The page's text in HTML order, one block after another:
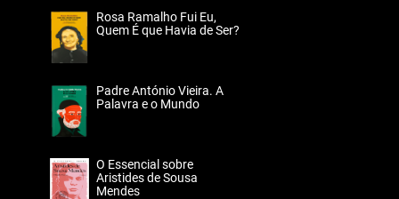
Rosa Ramalho Fui Eu,
Quem É que Havia de Ser?
Padre António Vieira. A
Palavra e o Mundo
O Essencial sobre
Aristides de Sousa
Mendes